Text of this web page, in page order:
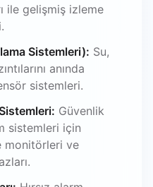
ile gelişmiş izleme
Sistemleri): Su,
anında
sistemleri.
Güvenlik
sistemleri için
monitörleri ve